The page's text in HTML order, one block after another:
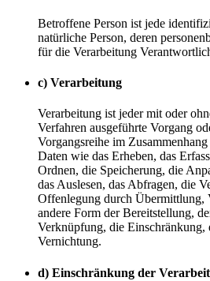
Betroffene Person ist jede
natürliche Person, deren
für die Verarbeitung
c) Verarbeitung
Verarbeitung ist jeder mit oder
Verfahren ausgeführte Vorgang
Vorgangsreihe im
Daten wie das Erheben, das
Ordnen, die Speicherung, die
das Auslesen, das Abfragen, die
Offenlegung durch Übermittlung,
andere Form der Bereitstellung,
Verknüpfung, die Einschränkung,
Vernichtung.
d) Einschränkung der